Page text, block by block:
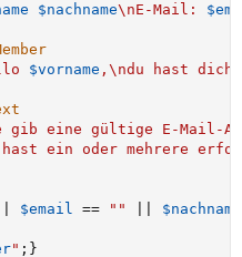
$nachname\nE-Mail:
$vorname ,\ndu hast dich
gib eine gültige E-Mail-
hast ein oder mehrere
$email == ""
$nachname
" ; }